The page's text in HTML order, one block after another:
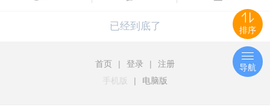
已经到底了
首页 | 登录 |
注册
手机版
| 电脑版
排序
导航